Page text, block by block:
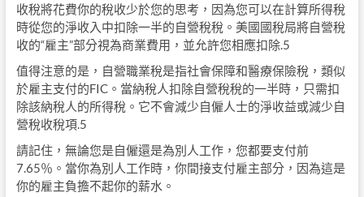
收稅將花費你的稅收少於您的思考，因為您可以在計算所得稅
時從您的淨收入中扣除一半的自營稅稅。美國國稅局將自營稅
收的“雇主”部分視為商業費用，並允許您相應扣除.5
值得注意的是，自營職業稅是指社會保障和醫療保險稅，類似
於雇主支付的FIC。當納稅人扣除自營稅稅的一半時，只需扣
除該納稅人的所得稅。它不會減少自僱人士的淨收益或減少自
營稅收稅項.5
請記住，無論您是自僱還是為別人工作，您都要支付前
7.65％。當你為別人工作時，你間接支付雇主部分，因為這是
你的雇主負擔不起你的薪水。